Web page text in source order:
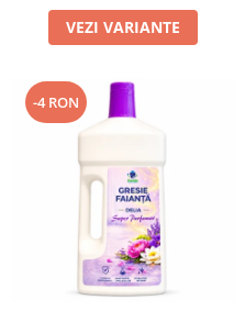
VEZI VARIANTE
-4 RON